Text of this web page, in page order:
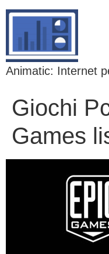
Animatic: Internet
Giochi
Games